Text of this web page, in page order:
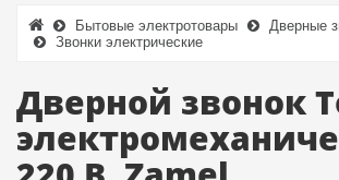
Бытовые электротовары
Дверные
Звонки электрические
Дверной звонок